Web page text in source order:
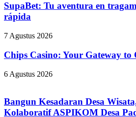
SupaBet: Tu aventura en
rápida
7 Agustus 2026
Chips Casino: Your Gateway to
6 Agustus 2026
Bangun Kesadaran Desa
Kolaboratif ASPIKOM Desa